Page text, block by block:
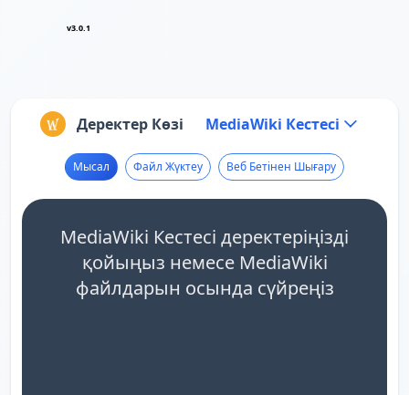
v3.0.1
Деректер Көзі MediaWiki Кестесі
Мысал Файл Жүктеу Веб Бетінен Шығару
MediaWiki Кестесі деректеріңізді
қойыңыз немесе MediaWiki
файлдарын осында сүйреңіз